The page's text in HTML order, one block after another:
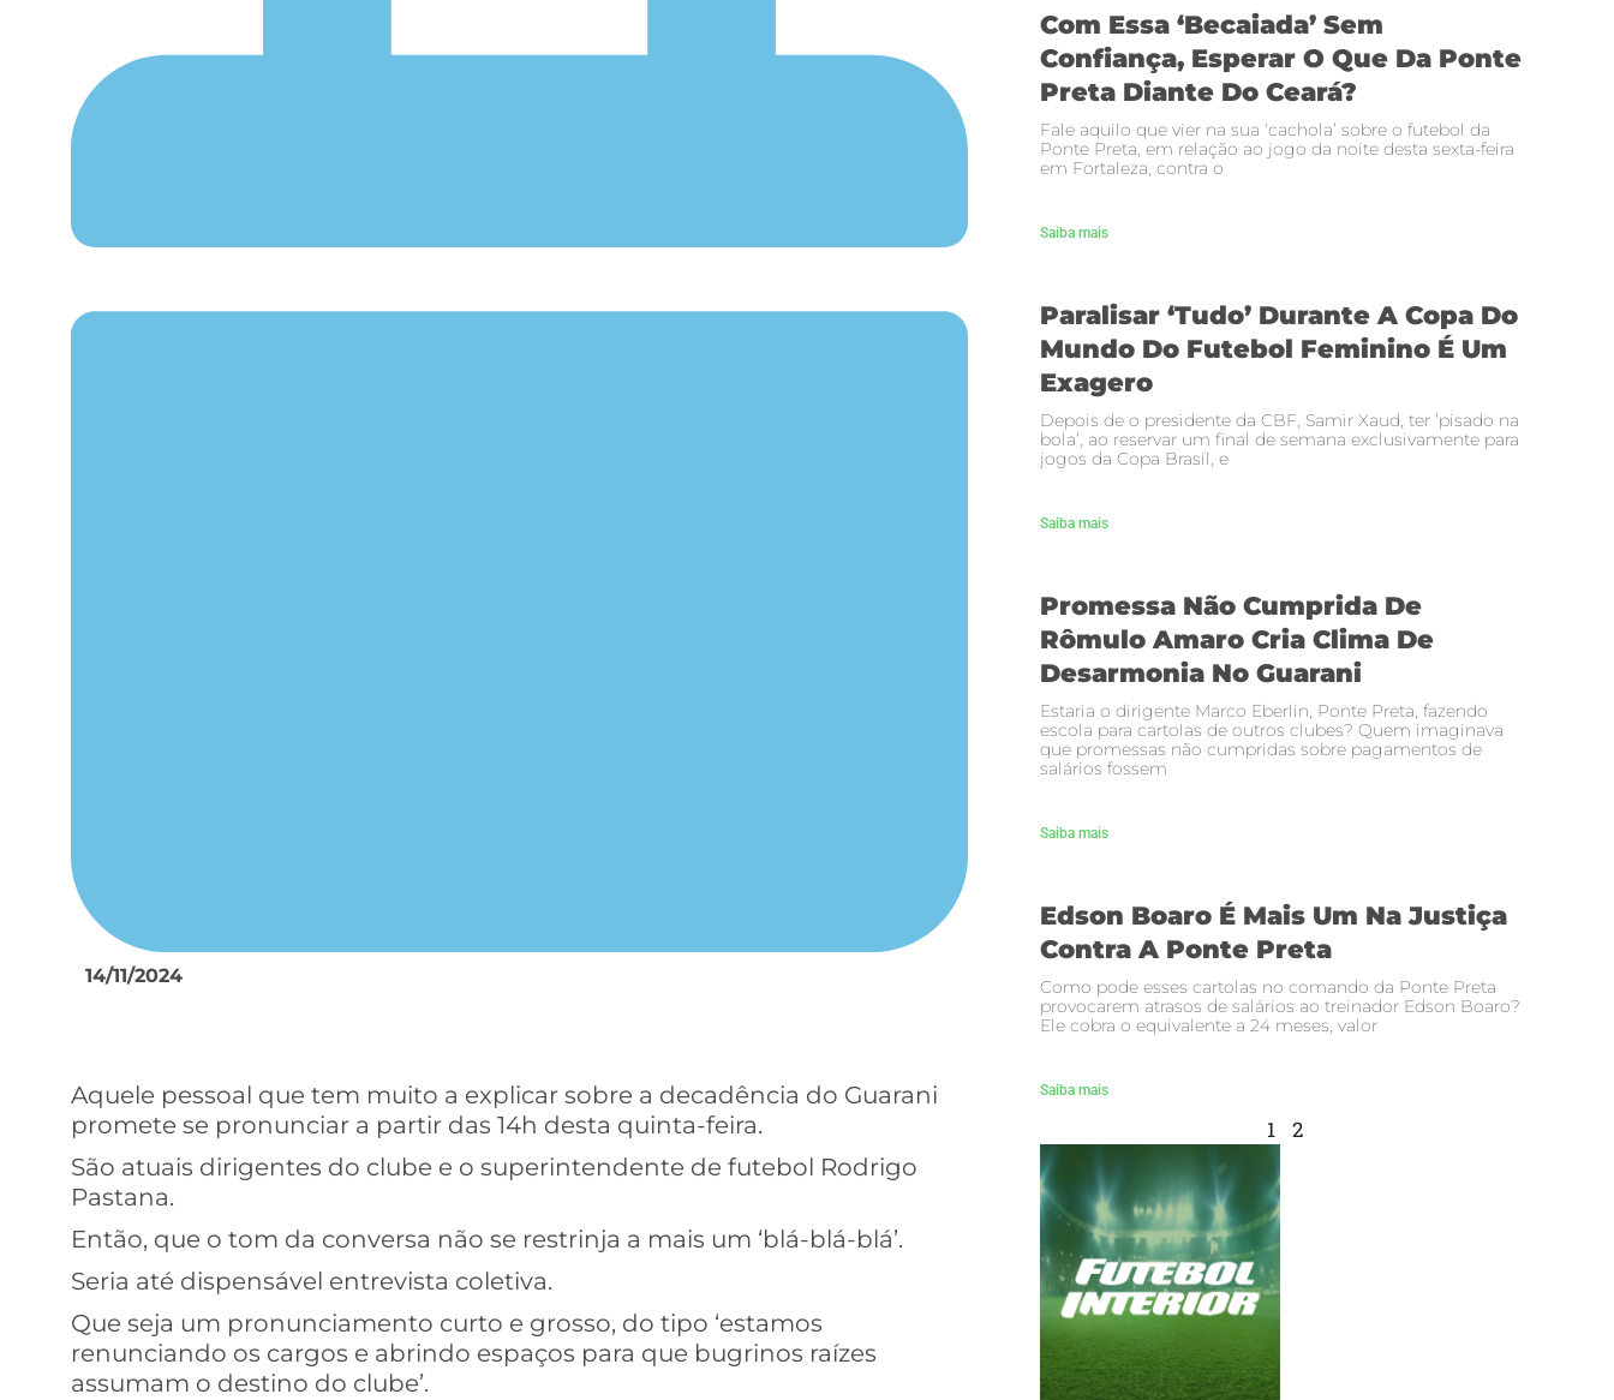
14/11/2024
Aquele pessoal que tem muito a explicar sobre a decadência do Guarani
promete se pronunciar a partir das 14h desta quinta-feira.
São atuais dirigentes do clube e o superintendente de futebol Rodrigo
Pastana.
Então, que o tom da conversa não se restrinja a mais um ‘blá-blá-blá’.
Seria até dispensável entrevista coletiva.
Que seja um pronunciamento curto e grosso, do tipo ‘estamos
renunciando os cargos e abrindo espaços para que bugrinos raízes
assumam o destino do clube’.
Com Essa ‘becaiada’ Sem
Confiança, Esperar O Que Da Ponte
Preta Diante Do Ceará?
Fale aquilo que vier na sua ‘cachola’ sobre o futebol da
Ponte Preta, em relação ao jogo da noite desta sexta-feira
em Fortaleza, contra o
Saiba mais
Paralisar ‘tudo’ Durante A Copa Do
Mundo Do Futebol Feminino É Um
Exagero
Depois de o presidente da CBF, Samir Xaud, ter ‘pisado na
bola’, ao reservar um final de semana exclusivamente para
jogos da Copa Brasil, e
Saiba mais
Promessa Não Cumprida De
Rômulo Amaro Cria Clima De
Desarmonia No Guarani
Estaria o dirigente Marco Eberlin, Ponte Preta, fazendo
escola para cartolas de outros clubes? Quem imaginava
que promessas não cumpridas sobre pagamentos de
salários fossem
Saiba mais
Edson Boaro É Mais Um Na Justiça
Contra A Ponte Preta
Como pode esses cartolas no comando da Ponte Preta
provocarem atrasos de salários ao treinador Edson Boaro?
Ele cobra o equivalente a 24 meses, valor
Saiba mais
1 2